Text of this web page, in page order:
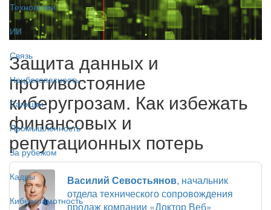
Технологии
ИИ
Связь
Нацбезопасность
Санкции
Промышленность
За рубежом
Кадры
Киберграмотность
Защита данных и
противостояние
киберугрозам. Как избежать
финансовых и
репутационных потерь
Василий Севостьянов, начальник
отдела технического сопровождения
продаж компании «Доктор Веб»